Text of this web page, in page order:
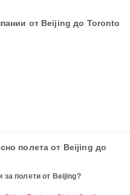
от Beijing до Toronto
полета от Beijing до
за полети от Beijing?